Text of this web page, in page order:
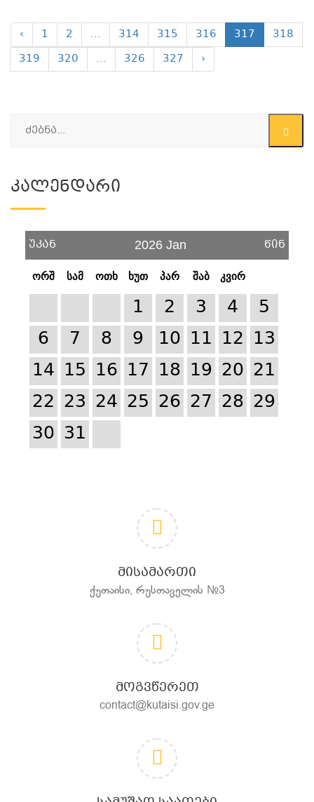
‹ 1 2 ... 314 315 316 317
318
319
320 ... 326 327 ›
Კალენდარი
უკან 2026 Jan წინ
ორშ სამ ოთხ ხუთ პარ შაბ კვირ
1 2 3 4
5
6
7 8 9 10 11 12 13
14 15 16 17 18 19 20 21
22 23 24 25 26 27 28 29
30 31
ᲛᲘᲡᲐᲛᲐᲠᲗᲘ
ქუთაისი, რუსთაველის №3
ᲛᲝᲒᲕᲬᲔᲠᲔᲗ
contact@kutaisi.gov.ge